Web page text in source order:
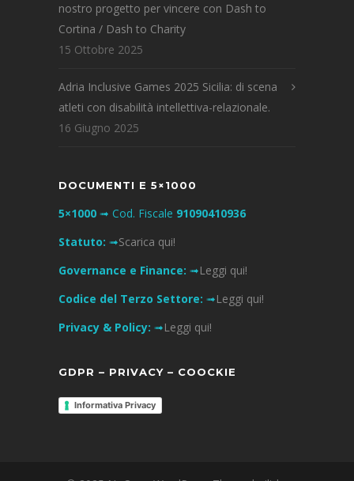
nostro progetto per vincere con Dash to
Cortina / Dash to Charity
15 Ottobre 2025
Adria Inclusive Games 2025 Sicilia: di scena
atleti con disabilità intellettiva-relazionale.
16 Giugno 2025
DOCUMENTI E 5×1000
5×1000 ➟ Cod. Fiscale 91090410936
Statuto: ➟Scarica qui!
Governance e Finance: ➟Leggi qui!
Codice del Terzo Settore: ➟Leggi qui!
Privacy & Policy: ➟Leggi qui!
GDPR – PRIVACY – COOCKIE
Informativa Privacy